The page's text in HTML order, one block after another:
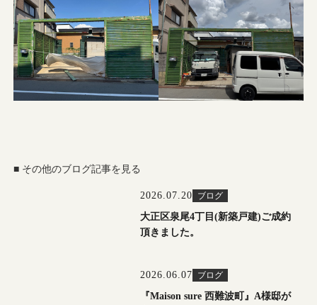
■ その他のブログ記事を見る
2026.07.20 ブログ
大正区泉尾4丁目(新築戸建)ご成約
頂きました。
2026.06.07 ブログ
『Maison sure 西難波町』A様邸が